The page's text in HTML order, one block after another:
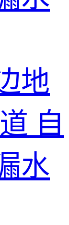
地
自
水